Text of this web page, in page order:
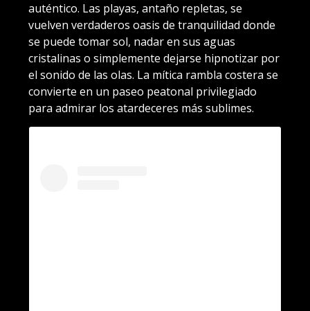
auténtico. Las playas, antaño repletas, se
vuelven verdaderos oasis de tranquilidad donde
se puede tomar sol, nadar en sus aguas
cristalinas o simplemente dejarse hipnotizar por
el sonido de las olas. La mítica rambla costera se
convierte en un paseo peatonal privilegiado
para admirar los atardeceres más sublimes.